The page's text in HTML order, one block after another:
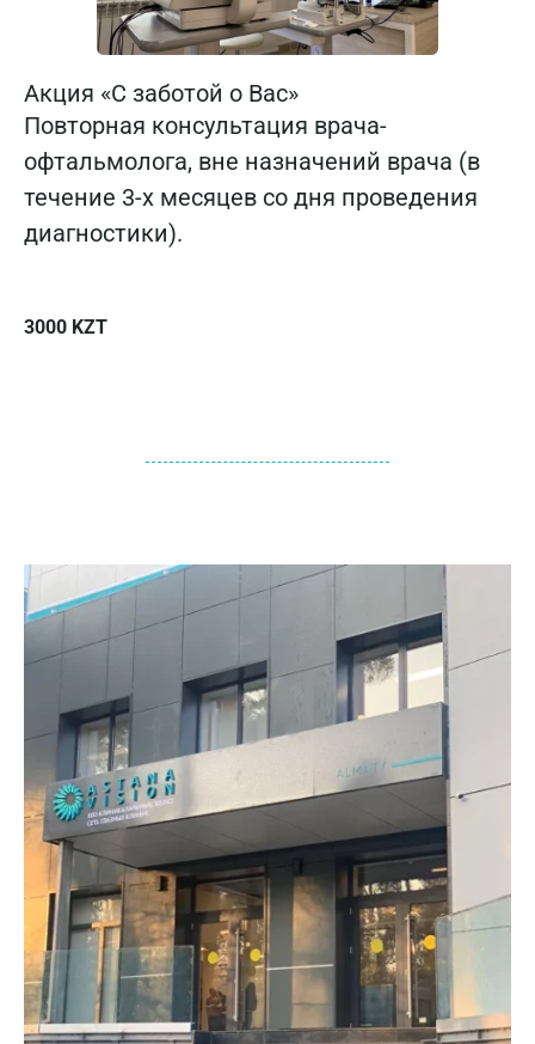
Акция «С заботой о Вас»
Повторная консультация врача-
офтальмолога, вне назначений врача (в
течение 3-х месяцев со дня проведения
диагностики).
3000 KZT